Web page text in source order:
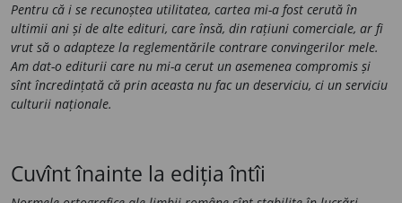
Pentru că i se recunoștea utilitatea, cartea mi-a fost cerută în
ultimii ani și de alte edituri, care însă, din rațiuni comerciale, ar fi
vrut să o adapteze la reglementările contrare convingerilor mele.
Am dat-o editurii care nu mi-a cerut un asemenea compromis și
sînt încredințată că prin aceasta nu fac un deserviciu, ci un serviciu
culturii naționale.
Cuvînt înainte la ediția întîi